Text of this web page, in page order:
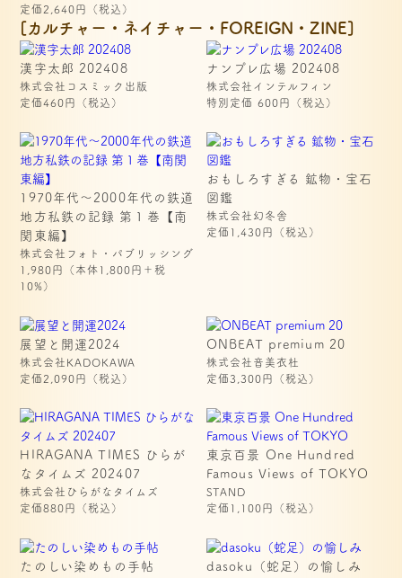
定価2,640円（税込）
[カルチャー・ネイチャー・FOREIGN・ZINE]
漢字太郎 202408
株式会社コスミック出版
定価460円（税込）
ナンプレ広場 202408
株式会社インテルフィン
特別定価 600円（税込）
1970年代〜2000年代の鉄道
地方私鉄の記録 第１巻【南
関東編】
株式会社フォト・パブリッシング
1,980円（本体1,800円＋税
10%）
おもしろすぎる 鉱物・宝石
図鑑
株式会社幻冬舎
定価1,430円（税込）
展望と開運2024
株式会社KADOKAWA
定価2,090円（税込）
ONBEAT premium 20
株式会社音美衣杜
定価3,300円（税込）
HIRAGANA TIMES ひらが
なタイムズ 202407
株式会社ひらがなタイムズ
定価880円（税込）
東京百景 One Hundred
Famous Views of TOKYO
STAND
定価1,100円（税込）
たのしい染めもの手帖 dasoku（蛇足）の愉しみ